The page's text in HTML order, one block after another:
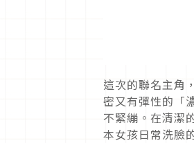
這次的聯名主角
密又有彈性的「
不緊繃。在清潔
本女孩日常洗臉